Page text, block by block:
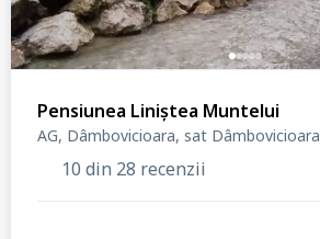
Pensiunea Liniștea Muntelui
AG, Dâmbovicioara, sat Dâmbovicioara
10 din 28 recenzii